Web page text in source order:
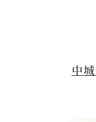
中